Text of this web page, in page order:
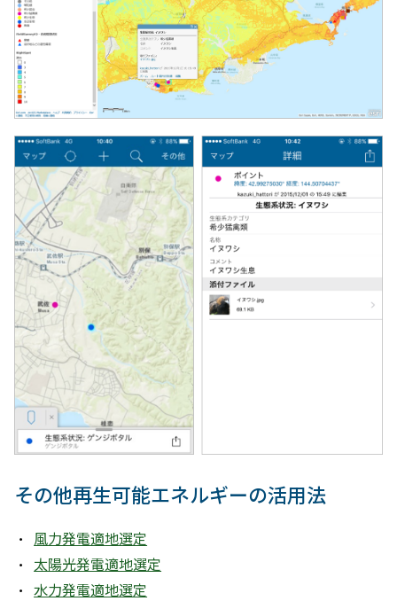
その他再生可能エネルギーの活用法
風力発電適地選定
太陽光発電適地選定
水力発電適地選定